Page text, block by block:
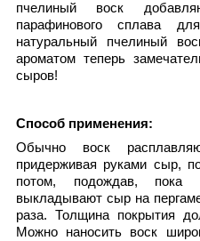
пчелиный воск
парафинового сплава
натуральный пчелиный
ароматом теперь
сыров!
Способ применения:
Обычно воск
придерживая руками сыр,
потом, подождав, пока
выкладывают сыр на
раза. Толщина покрытия
Можно наносить воск